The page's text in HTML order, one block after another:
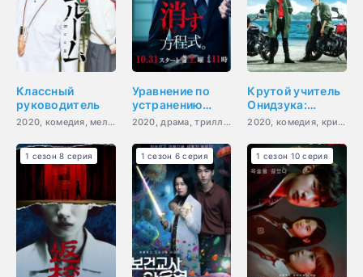
Классный
руководитель
2020, комедия, мелодрама, мистика, психология, романтика, сверхъестественное
Уравнение по
устранению
учителя
2020, драма, триллер, фэнтези, психология, сверхъестественное
Крутой учитель
Онидзука:
Ранние годы
2020, комедия, криминал, мелодрама, боевик, молодость
1 сезон 8 серия 1 сезон 6 серия 1 сезон 10 серия